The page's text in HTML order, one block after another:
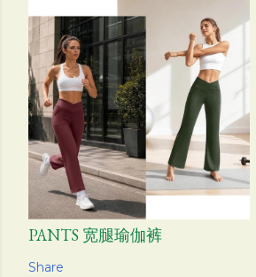
PANTS 宽腿瑜伽裤
Share